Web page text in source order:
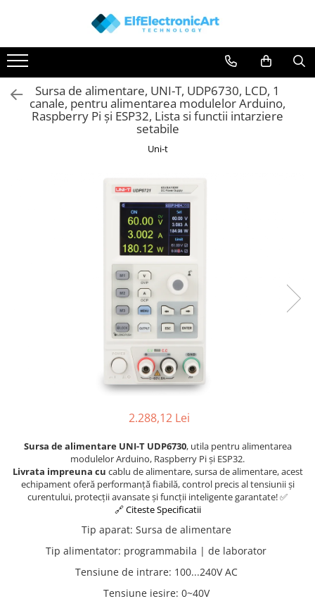
Toate Produsele
Audio
Auto
Instrumente de masura si control
Osciloscoape AXIOMET
Osciloscoape B&K PRECISION
Osciloscoape GW INSTEK
Osciloscoape HANTEK
Osciloscoape Peaktech
Osciloscoape ROHDE & SCHWARZ
Osciloscoape TELEDYNE LECROY
Sursa de alimentare, UNI-T, UDP6730, LCD, 1
canale, pentru alimentarea modulelor Arduino,
Raspberry Pi și ESP32, Lista si functii intarziere
setabile
Uni-t
2.288,12 Lei
Sursa de alimentare UNI-T UDP6730, utila pentru alimentarea
modulelor Arduino, Raspberry Pi și ESP32.
Livrata impreuna cu cablu de alimentare, sursa de alimentare, acest
echipament oferă performanță fiabilă, control precis al tensiunii și
curentului, protecții avansate și funcții inteligente garantate! ✅
🔗 Citeste Specificatii
Tip aparat: Sursa de alimentare
Tip alimentator: programmabila | de laborator
Tensiune de intrare: 100...240V AC
Tensiune iesire: 0~40V